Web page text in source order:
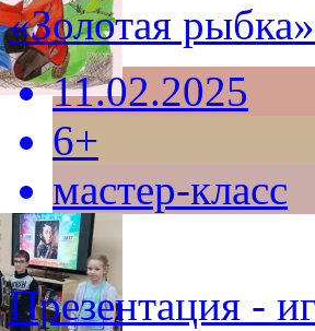
«Золотая рыбка»
11.02.2025
6+
мастер-класс
Презентация -